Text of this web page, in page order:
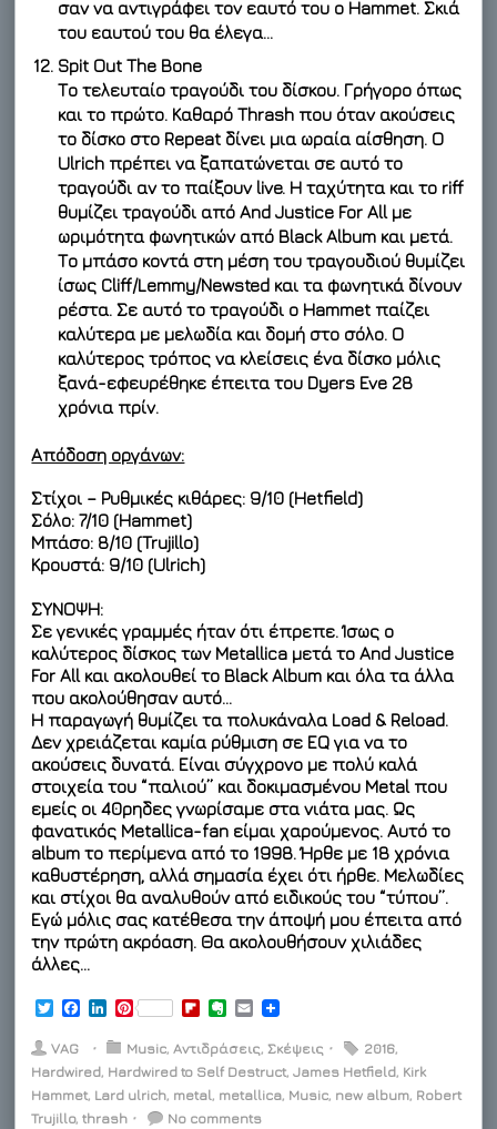
σαν να αντιγράφει τον εαυτό του ο Hammet. Σκιά
του εαυτού του θα έλεγα…
Spit Out The Bone
Το τελευταίο τραγούδι του δίσκου. Γρήγορο όπως
και το πρώτο. Καθαρό Thrash που όταν ακούσεις
το δίσκο στο Repeat δίνει μια ωραία αίσθηση. Ο
Ulrich πρέπει να ξαπατώνεται σε αυτό το
τραγούδι αν το παίξουν live. Η ταχύτητα και το riff
θυμίζει τραγούδι από And Justice For All με
ωριμότητα φωνητικών από Black Album και μετά.
Το μπάσο κοντά στη μέση του τραγουδιού θυμίζει
ίσως Cliff/Lemmy/Newsted και τα φωνητικά δίνουν
ρέστα. Σε αυτό το τραγούδι ο Hammet παίζει
καλύτερα με μελωδία και δομή στο σόλο. Ο
καλύτερος τρόπος να κλείσεις ένα δίσκο μόλις
ξανά-εφευρέθηκε έπειτα του Dyers Eve 28
χρόνια πρίν.
Απόδοση οργάνων:
Στίχοι – Ρυθμικές κιθάρες: 9/10 (Hetfield)
Σόλο: 7/10 (Hammet)
Μπάσο: 8/10 (Trujillo)
Κρουστά: 9/10 (Ulrich)
ΣΥΝΟΨΗ:
Σε γενικές γραμμές ήταν ότι έπρεπε. Ίσως ο
καλύτερος δίσκος των Metallica μετά το And Justice
For All και ακολουθεί το Black Album και όλα τα άλλα
που ακολούθησαν αυτό…
Η παραγωγή θυμίζει τα πολυκάναλα Load & Reload.
Δεν χρειάζεται καμία ρύθμιση σε EQ για να το
ακούσεις δυνατά. Είναι σύγχρονο με πολύ καλά
στοιχεία του “παλιού” και δοκιμασμένου Metal που
εμείς οι 40ρηδες γνωρίσαμε στα νιάτα μας. Ως
φανατικός Metallica-fan είμαι χαρούμενος. Αυτό το
album το περίμενα από το 1998. Ήρθε με 18 χρόνια
καθυστέρηση, αλλά σημασία έχει ότι ήρθε. Μελωδίες
και στίχοι θα αναλυθούν από ειδικούς του “τύπου”.
Εγώ μόλις σας κατέθεσα την άποψή μου έπειτα από
την πρώτη ακρόαση. Θα ακολουθήσουν χιλιάδες
άλλες…
T
i
t
e
r
F
b
o
o
L
n
e
d
I
P
n
t
e
r
e
F
i
b
o
a
e
n
o
t
E
a
l
VAG ⋅ Music,Αντιδράσεις,Σκέψεις ⋅ 2016,
Hardwired, Hardwired to Self Destruct,James Hetfield, Kirk
Hammet, Lard ulrich, metal, metallica, Music, new album, Robert
Trujillo,thrash ⋅ No comments